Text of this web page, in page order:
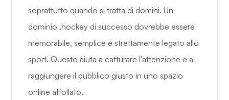
soprattutto quando si tratta di domini. Un
dominio .hockey di successo dovrebbe essere
memorabile, semplice e strettamente legato allo
sport. Questo aiuta a catturare l'attenzione e a
raggiungere il pubblico giusto in uno spazio
online affollato.